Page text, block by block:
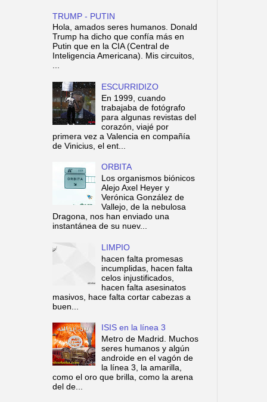
TRUMP - PUTIN
Hola, amados seres humanos. Donald
Trump ha dicho que confía más en
Putin que en la CIA (Central de
Inteligencia Americana). Mis circuitos,
...
ESCURRIDIZO
En 1999, cuando
trabajaba de fotógrafo
para algunas revistas del
corazón, viajé por
primera vez a Valencia en compañía
de Vinicius, el ent...
ORBITA
Los organismos biónicos
Alejo Axel Heyer y
Verónica González de
Vallejo, de la nebulosa
Dragona, nos han enviado una
instantánea de su nuev...
LIMPIO
hacen falta promesas
incumplidas, hacen falta
celos injustificados,
hacen falta asesinatos
masivos, hace falta cortar cabezas a
buen...
ISIS en la línea 3
Metro de Madrid. Muchos
seres humanos y algún
androide en el vagón de
la línea 3, la amarilla,
como el oro que brilla, como la arena
del de...